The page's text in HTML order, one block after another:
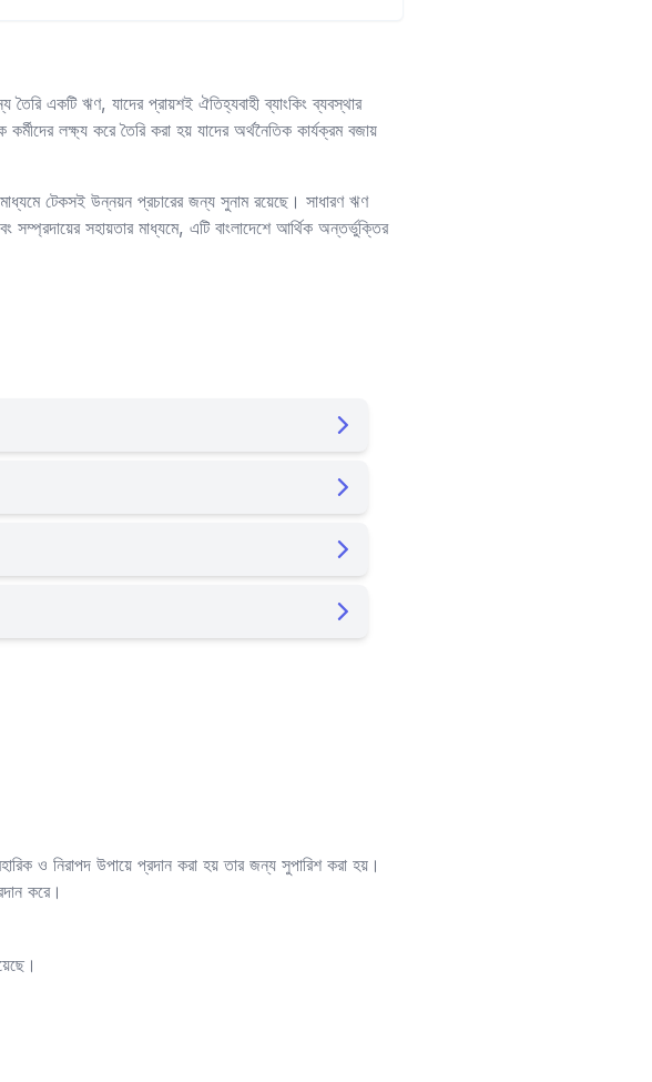
একটি ঋণ, যাদের প্রায়শই ঐতিহ্যবাহী ব্যাংকিং ব্যবস্থার
লক্ষ্য করে তৈরি করা হয় যাদের অর্থনৈতিক কার্যক্রম বজায়
টেকসই উন্নয়ন প্রচারের জন্য সুনাম রয়েছে। সাধারণ ঋণ
সহায়তার মাধ্যমে, এটি বাংলাদেশে আর্থিক অন্তর্ভুক্তির
ও নিরাপদ উপায়ে প্রদান করা হয় তার জন্য সুপারিশ করা হয়।
করে।